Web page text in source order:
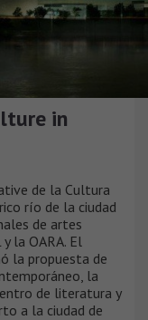
in
de la Cultura
río de la ciudad
de artes
la OARA. El
la propuesta de
la
de literatura y
a la ciudad de